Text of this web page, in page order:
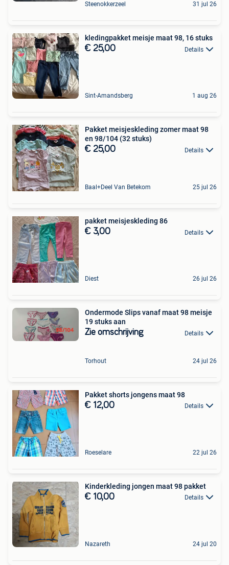
Steenokkerzeel 31 jul 26
kledingpakket meisje maat 98, 16 stuks
€ 25,00 Details
Sint-Amandsberg 1 aug 26
Pakket meisjeskleding zomer maat 98
en 98/104 (32 stuks)
€ 25,00 Details
Baal+Deel Van Betekom 25 jul 26
pakket meisjeskleding 86
€ 3,00 Details
Diest 26 jul 26
Ondermode Slips vanaf maat 98 meisje
19 stuks aan
Zie omschrijving Details
Torhout 24 jul 26
Pakket shorts jongens maat 98
€ 12,00 Details
Roeselare 22 jul 26
Kinderkleding jongen maat 98 pakket
€ 10,00 Details
Nazareth 24 jul 20